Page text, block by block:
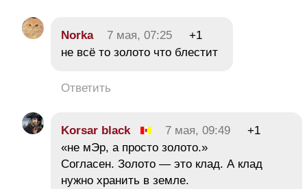
Norka 7 мая, 07:25
+1
не всё то золото что блестит
Ответить
Korsar black 7 мая, 09:49
+1
«не мЭр, а просто золото.»
Согласен. Золото — это клад. А клад
нужно хранить в земле.